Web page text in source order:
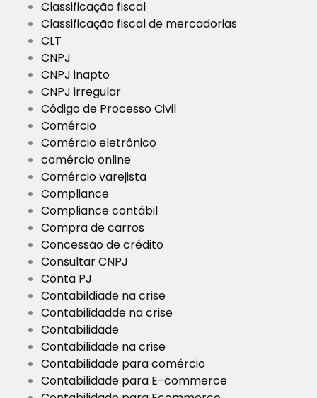
Classificação fiscal
Classificação fiscal de mercadorias
CLT
CNPJ
CNPJ inapto
CNPJ irregular
Código de Processo Civil
Comércio
Comércio eletrônico
comércio online
Comércio varejista
Compliance
Compliance contábil
Compra de carros
Concessão de crédito
Consultar CNPJ
Conta PJ
Contabildiade na crise
Contabilidadde na crise
Contabilidade
Contabilidade na crise
Contabilidade para comércio
Contabilidade para E-commerce